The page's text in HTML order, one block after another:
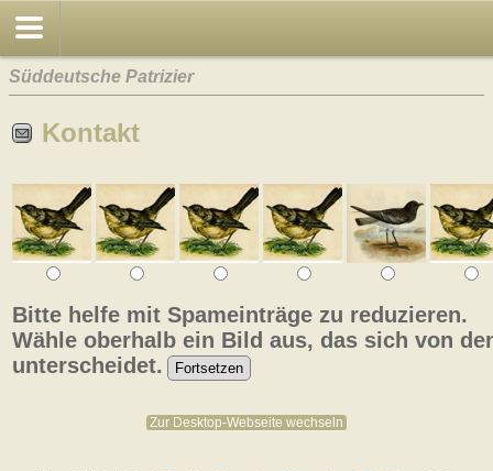
Süddeutsche Patrizier
Kontakt
Bitte helfe mit Spameinträge zu reduzieren.
Wähle oberhalb ein Bild aus, das sich von
unterscheidet.
Zur Desktop-Webseite wechseln